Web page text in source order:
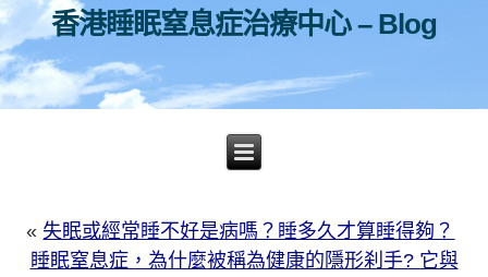
香港睡眠窒息症治療中心 – Blog
« 失眠或經常睡不好是病嗎？睡多久才算睡得夠？
睡眠窒息症，為什麼被稱為健康的隱形刹手? 它與